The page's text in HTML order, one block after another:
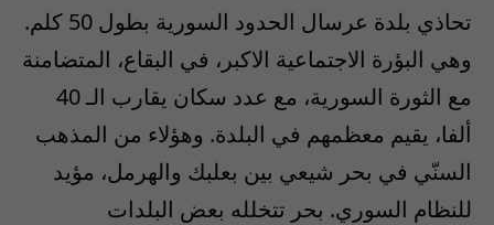
تحاذي بلدة عرسال الحدود السورية بطول 50 كلم.
وهي البؤرة الاجتماعية الاكبر، في البقاع، المتضامنة
مع الثورة السورية، مع عدد سكان يقارب الـ 40
ألفا، يقيم معظمهم في البلدة. وهؤلاء من المذهب
السنّي في بحر شيعي بين بعلبك والهرمل، مؤيد
للنظام السوري. بحر تتخلله بعض البلدات